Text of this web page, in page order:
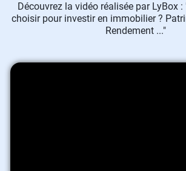
Découvrez la vidéo réalisée par LyBox
choisir pour investir en immobilier ?
Rendement ..."